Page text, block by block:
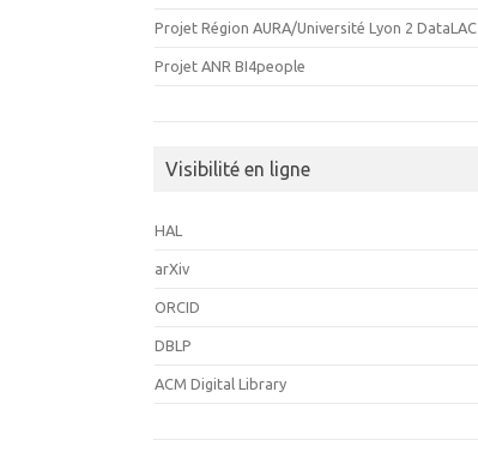
Projet Région AURA/Université Lyon 2 DataLAC
Projet ANR BI4people
Visibilité en ligne
HAL
arXiv
ORCID
DBLP
ACM Digital Library